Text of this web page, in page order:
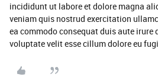
incididunt ut labore et dolore magna
veniam quis nostrud exercitation
ea commodo consequat duis aute irure
voluptate velit esse cillum dolore eu